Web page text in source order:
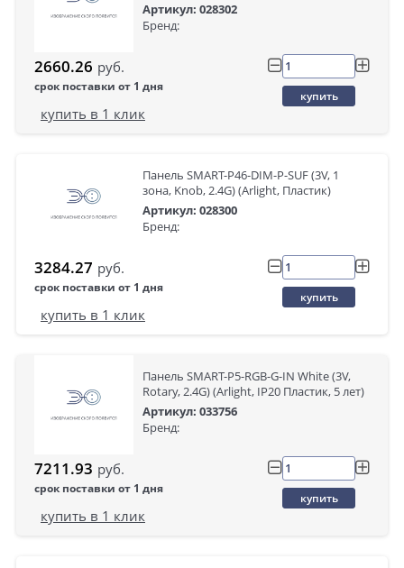
Артикул: 028302
Бренд:
2660.26 руб.
срок поставки от 1 дня
купить
купить в 1 клик
Панель SMART-P46-DIM-P-SUF (3V, 1
зона, Knob, 2.4G) (Arlight, Пластик)
Артикул: 028300
Бренд:
3284.27 руб.
срок поставки от 1 дня
купить
купить в 1 клик
Панель SMART-P5-RGB-G-IN White (3V,
Rotary, 2.4G) (Arlight, IP20 Пластик, 5 лет)
Артикул: 033756
Бренд:
7211.93 руб.
срок поставки от 1 дня
купить
купить в 1 клик